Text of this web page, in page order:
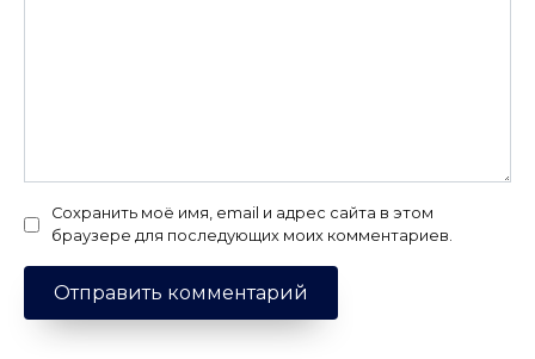
Сохранить моё имя, email и адрес сайта в этом
браузере для последующих моих комментариев.